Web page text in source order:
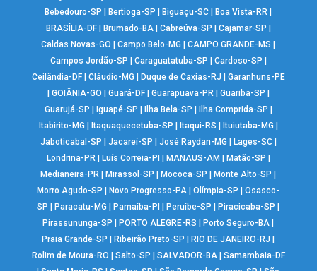
Bebedouro-SP
Bertioga-SP Biguaçu-SC Boa Vista-RR
BRASÍLIA-DF| Brumado-BA| Cabreúva-SP Cajamar-SP
Caldas Novas-GO
|Campo Belo-MG |CAMPO GRANDE-MS
Campos Jordão-SP
Caraguatatuba-SP Cardoso-SP
Ceilândia-DF| Cláudio-MG Duque de Caxias-RJ
Garanhuns-PE
GOIÂNIA-GO Guará-DF| Guarapuava-PR| Guariba-SP
Guarujá-SP
Iguapé-SP Ilha Bela-SP Ilha Comprida-SP
Itabirito-MG
Itaquaquecetuba-SP Itaqui-RS Ituiutaba-MG
Jaboticabal-SP
Jacareí-SP José Raydan-MG Lages-SC|
Londrina-PR| Luís Correia-PI MANAUS-AM Matão-SP
Medianeira-PR
Mirassol-SP Mococa-SP Monte Alto-SP
Morro Agudo-SP
Novo Progresso-PA |Olímpia-SP |Osasco-
SP
Paracatu-MG Parnaíba-PI Peruíbe-SP Piracicaba-SP
Pirassununga-SP
PORTO ALEGRE-RS Porto Seguro-BA
Praia Grande-SP
Ribeirão Preto-SP RIO DE JANEIRO-RJ
Rolim de Moura-RO
Salto-SP SALVADOR-BA| Samambaia-DF